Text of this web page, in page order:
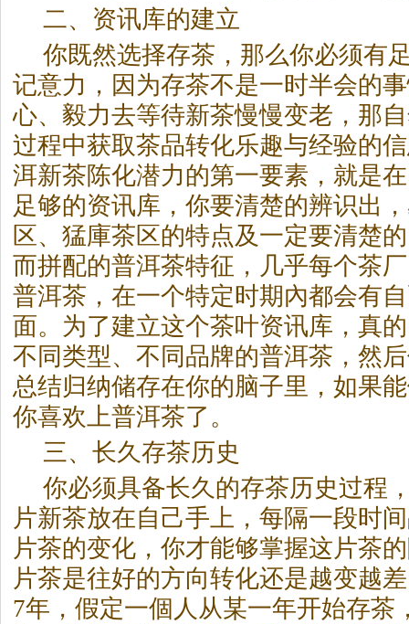
二、资讯库的建立
你既然选择存茶，那么你必须有
记意力，因为存茶不是一时半会的
心、毅力去等待新茶慢慢变老，那
过程中获取茶品转化乐趣与经验的
洱新茶陈化潜力的第一要素，就是
足够的资讯库，你要清楚的辨识出
区、猛庫茶区的特点及一定要清楚
而拼配的普洱茶特征，几乎每个茶
普洱茶 ，在一个特定时期內都会有
面。为了建立这个茶叶资讯库，真
不同类型、不同品牌的普洱茶 ，然
总结归纳储存在你的脑子里，如果
你喜欢上普洱茶了。
三、长久存茶历史
你必须具备长久的存茶历史过程
片新茶放在自己手上，每隔一段时
片茶的变化，你才能够掌握这片茶
片茶是往好的方向转化还是越变越
7年，假定一個人从某一年开始存茶